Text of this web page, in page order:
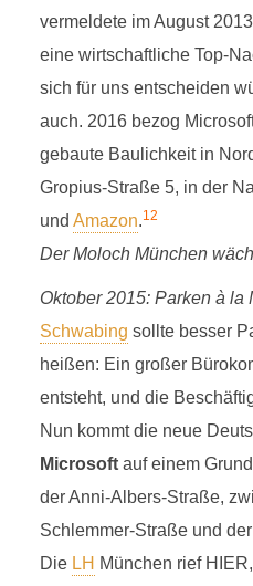
vermeldete im August
eine wirtschaftliche Top-
sich für uns entscheiden
auch. 2016 bezog
gebaute Baulichkeit in
Gropius-Straße 5, in der
und Amazon.12
Der Moloch München
Oktober 2015: Parken à la
Schwabing sollte besser
heißen: Ein großer
entsteht, und die
Nun kommt die neue
Microsoft auf einem
der Anni-Albers-Straße,
Schlemmer-Straße und
Die LH München rief